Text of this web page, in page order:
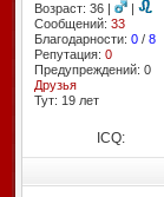
Возраст: 36 |
|
Сообщений: 33
Благодарности: 0/ 8
Репутация: 0
Предупреждений: 0
Друзья
Тут: 19 лет
ICQ: